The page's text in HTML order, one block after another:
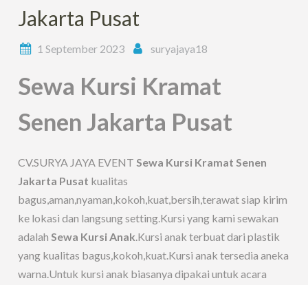
Jakarta Pusat
1 September 2023 suryajaya18
Sewa Kursi Kramat
Senen Jakarta Pusat
CV.SURYA JAYA EVENTSewa Kursi Kramat Senen
Jakarta Pusat kualitas
bagus,aman,nyaman,kokoh,kuat,bersih,terawat siap kirim
ke lokasi dan langsung setting.Kursi yang kami sewakan
adalah Sewa Kursi Anak.Kursi anak terbuat dari plastik
yang kualitas bagus,kokoh,kuat.Kursi anak tersedia aneka
warna.Untuk kursi anak biasanya dipakai untuk acara